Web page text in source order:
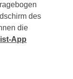
des
die
App